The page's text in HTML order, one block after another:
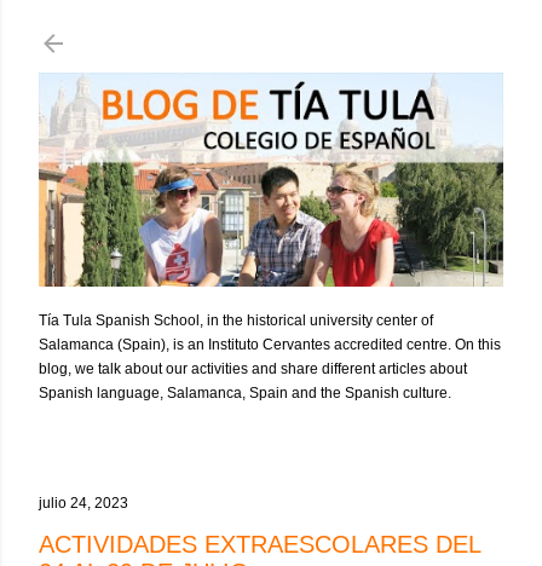
Tía Tula Spanish School, in the historical university center of
Salamanca (Spain), is an Instituto Cervantes accredited centre. On this
blog, we talk about our activities and share different articles about
Spanish language, Salamanca, Spain and the Spanish culture.
julio 24, 2023
ACTIVIDADES EXTRAESCOLARES DEL